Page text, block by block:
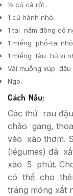
½ củ cà rốt.
1 củ hành nhỏ.
1 tai nấm đông cô
1 miếng phổ-tai
1 miếng tàu hủ ki
Vài muỗng xúp
Ngò.
Cách Nấu:
Các thứ rau
chảo gang,
vào xào thơm.
(légumes) đã
xào 5 phút.
có thể cho
tráng mỏng xắt